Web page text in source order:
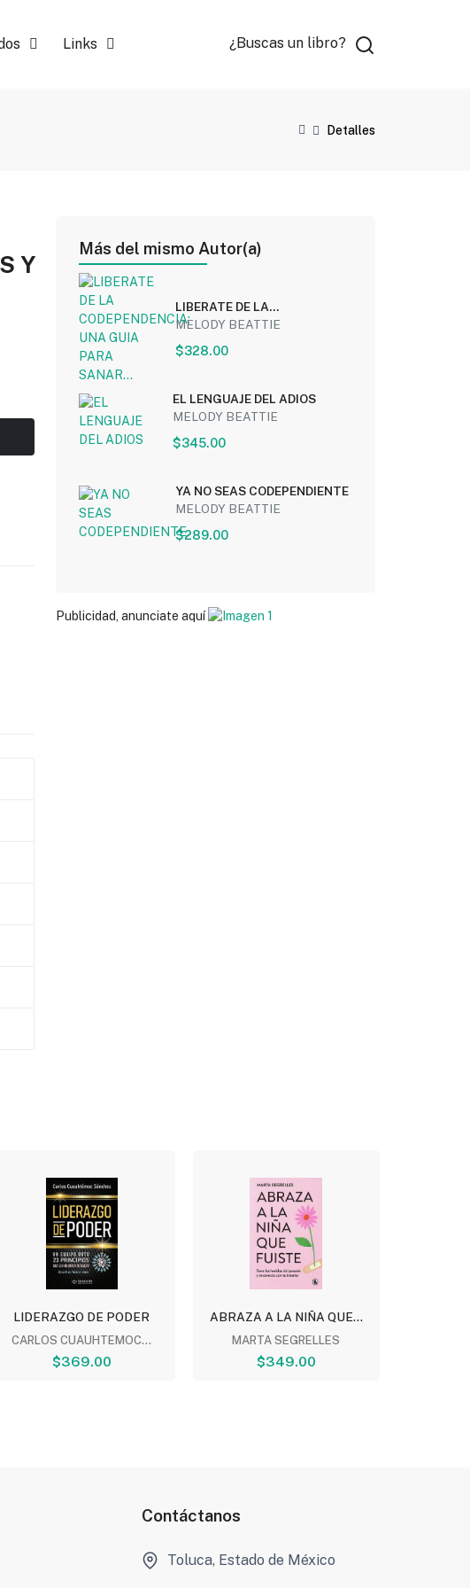
Links ¿Buscas un libro?
Detalles
Y
Más del mismo Autor(a)
LIBERATE DE LA
CODEPENDENCIA: UNA GUIA
MELODY BEATTIE
$328.00
EL LENGUAJE DEL ADIOS
MELODY BEATTIE
$345.00
YA NO SEAS CODEPENDIENTE
MELODY BEATTIE
$289.00
Publicidad, anunciate aquí
LIDERAZGO DE PODER
CARLOS CUAUHTEMOC...
$369.00
ABRAZA A LA NIÑA QUE...
MARTA SEGRELLES
$349.00
Contáctanos
Toluca, Estado de México